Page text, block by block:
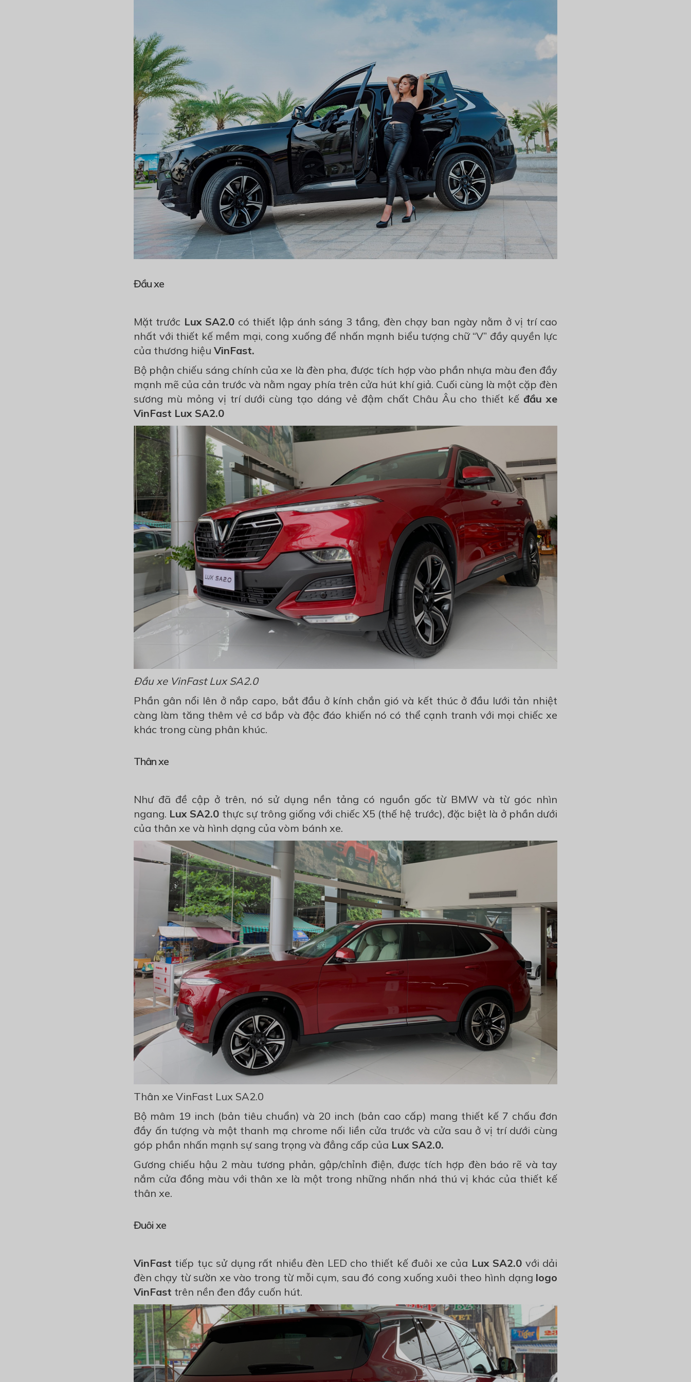
Đầu xe
Mặt trước Lux SA2.0 có thiết lập ánh sáng 3 tầng, đèn chạy ban ngày nằm ở vị trí cao
nhất với thiết kế mềm mại, cong xuống để nhấn mạnh biểu tượng chữ “V” đầy quyền lực
của thương hiệu VinFast.
Bộ phận chiếu sáng chính của xe là đèn pha, được tích hợp vào phần nhựa màu đen đầy
mạnh mẽ của cản trước và nằm ngay phía trên cửa hút khí giả. Cuối cùng là một cặp đèn
sương mù mỏng vị trí dưới cùng tạo dáng vẻ đậm chất Châu Âu cho thiết kế đầu xe
VinFast Lux SA2.0
Đầu xe VinFast Lux SA2.0
Phần gân nổi lên ở nắp capo, bắt đầu ở kính chắn gió và kết thúc ở đầu lưới tản nhiệt
càng làm tăng thêm vẻ cơ bắp và độc đáo khiến nó có thể cạnh tranh với mọi chiếc xe
khác trong cùng phân khúc.
Thân xe
Như đã đề cập ở trên, nó sử dụng nền tảng có nguồn gốc từ BMW và từ góc nhìn
ngang. Lux SA2.0 thực sự trông giống với chiếc X5 (thế hệ trước), đặc biệt là ở phần dưới
của thân xe và hình dạng của vòm bánh xe.
Thân xe VinFast Lux SA2.0
Bộ mâm 19 inch (bản tiêu chuẩn) và 20 inch (bản cao cấp) mang thiết kế 7 chấu đơn
đầy ấn tượng và một thanh mạ chrome nối liền cửa trước và cửa sau ở vị trí dưới cùng
góp phần nhấn mạnh sự sang trọng và đẳng cấp của Lux SA2.0.
Gương chiếu hậu 2 màu tương phản, gập/chỉnh điện, được tích hợp đèn báo rẽ và tay
nắm cửa đồng màu với thân xe là một trong những nhấn nhá thú vị khác của thiết kế
thân xe.
Đuôi xe
VinFast tiếp tục sử dụng rất nhiều đèn LED cho thiết kế đuôi xe của Lux SA2.0 với dải
đèn chạy từ sườn xe vào trong từ mỗi cụm, sau đó cong xuống xuôi theo hình dạng logo
VinFast trên nền đen đầy cuốn hút.